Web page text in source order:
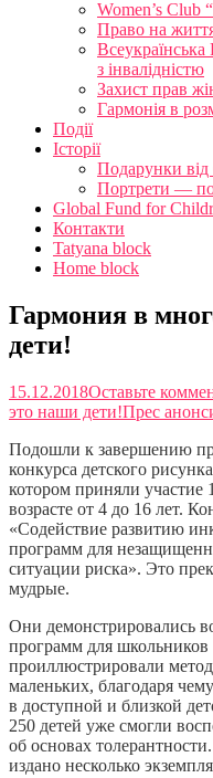
Women’s Club
Право на
з інвалідністю
Захист прав
Гармонія в
Події
Історії
Подарунки
Портрети —
Global Fund for
Контакти
Tatyana block
Home block
Гармония в
дети!
15.12.2018Оставьте
это наши дети!Прес
Подошли к завершению
конкурса детского
котором приняли участие
возрасте от 4 до 16 лет.
«Содействие развитию
программ для
ситуации риска». Это
мудрые.
Они демонстрировались
программ для
проиллюстрировали
маленьких, благодаря
в доступной и близкой
250 детей уже смогли
об основах
издано несколько